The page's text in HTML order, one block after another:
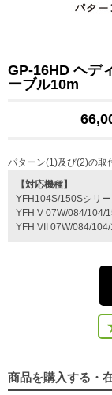
GP-16HD ヘデ
ーブル10m
パターン(1)及び(2)の取
【対応機種】
YFH104S/150Sシリ
YFH V 07W/084/104/
YFH VII 07W/084/
商品を購入する・